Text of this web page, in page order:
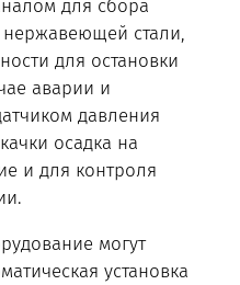
для сбора
стали,
для остановки
аварии и
давления
осадка на
и для контроля
могут
установка